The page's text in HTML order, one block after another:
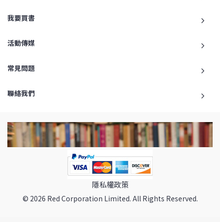
我要買書
活動傳媒
常見問題
聯絡我們
隱私權政策
© 2026 Red Corporation Limited. All Rights Reserved.